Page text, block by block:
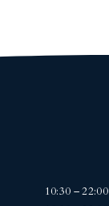
10:30 – 22:00